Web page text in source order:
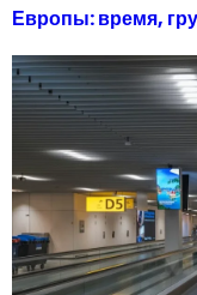
Европы: время,